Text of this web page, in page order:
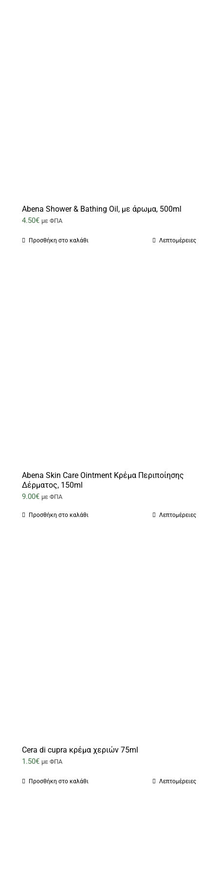
Abena Shower & Bathing Oil, με άρωμα, 500ml
4.50€ με ΦΠΑ
Προσθήκη στο καλάθι Λεπτομέρειες
Abena Skin Care Ointment Κρέμα Περιποίησης
Δέρματος, 150ml
9.00€ με ΦΠΑ
Προσθήκη στο καλάθι Λεπτομέρειες
Cera di cupra κρέμα χεριών 75ml
1.50€ με ΦΠΑ
Προσθήκη στο καλάθι Λεπτομέρειες